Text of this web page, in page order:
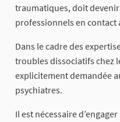
traumatiques, doit
professionnels en contact
Dans le cadre des
troubles dissociatifs chez
explicitement demandée
psychiatres.
Il est nécessaire